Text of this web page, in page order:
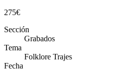
275€
Sección
Grabados
Tema
Folklore Trajes
Fecha